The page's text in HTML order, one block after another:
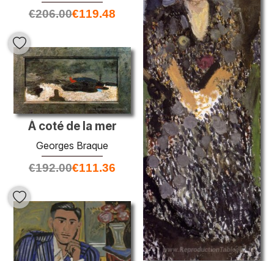
€206.00€119.48
À coté de la mer
Georges Braque
€192.00€111.36